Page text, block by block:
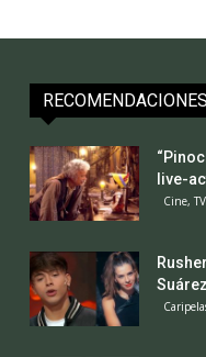
live-
Cine,